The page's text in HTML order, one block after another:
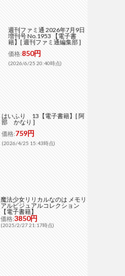
週刊ファミ通 2026年7月9日
増刊号 No.1953 【電子書
籍】[ 週刊ファミ通編集部 ]
価格:850円
(2026/6/25 20:40時点)
はいふり 13【電子書籍】[ 阿
部 かなり ]
価格:759円
(2026/4/25 15:43時点)
魔法少女リリカルなのは メモリ
アルビジュアルコレクション
【電子書籍】
価格:3850円
(2025/2/27 21:17時点)